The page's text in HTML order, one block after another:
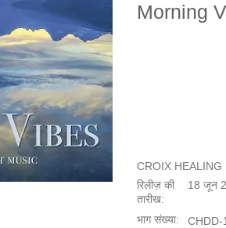
Morning
CROIX HEALING
18 जून
रिलीज़ की
तारीख:
भाग संख्या:
CHDD-